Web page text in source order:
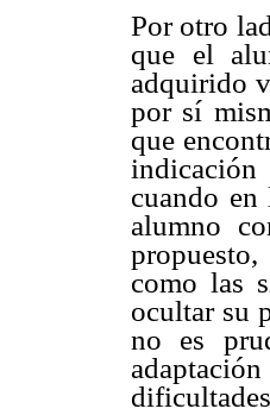
Por otro
que el
adquirido
por sí
que
cuando
alumno
como las
ocultar su
no es